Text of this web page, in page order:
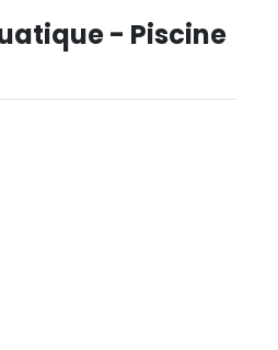
- Piscine